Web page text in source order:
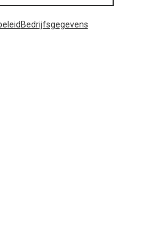
bekeken
Bedrijfsgegevens